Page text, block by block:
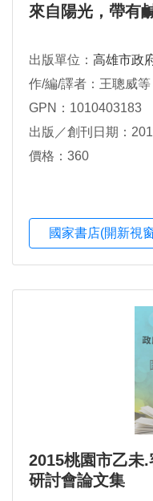
來自陽光，帶有
出版單位： 高雄市政
作/編/譯者：王聰威等
GPN：1010403183
出版／創刊日期：
價格：360
國家書店(開新視
2015桃園市乙未
研討會論文集